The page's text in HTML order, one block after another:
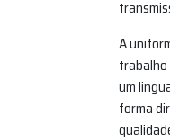
A
um
forma